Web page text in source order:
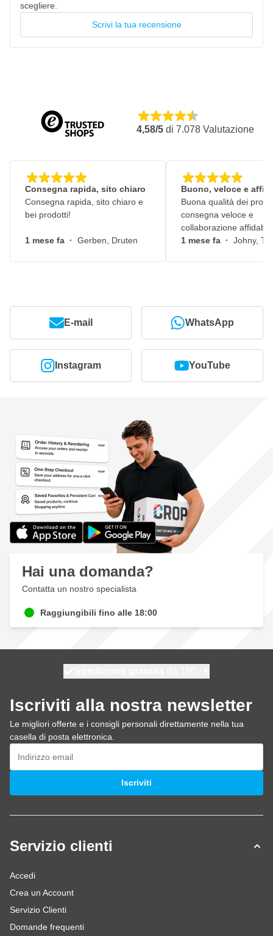
Crea un profilo angolare
scegliere.
Scrivi la tua recensione
4,58/5 di 7.078 Valutazione
Consegna rapida, sito chiaro
Consegna rapida, sito chiaro e
bei prodotti!
1 mese fa · Gerben, Druten
Buono, veloce e
Buona qualità dei
consegna veloce e
collaborazione
1 mese fa · Johny,
E-mail WhatsApp
Instagram YouTube
Hai una domanda?
Contatta un nostro specialista
Raggiungibili fino alle 18:00
Iscriviti alla nostra newsletter
Le migliori offerte e i consigli personali direttamente nella tua
casella di posta elettronica.
Indirizzo email
Iscriviti
Servizio clienti
Accedi
Crea un Account
Servizio Clienti
Domande frequenti